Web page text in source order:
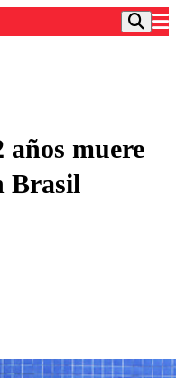
años muere
Brasil